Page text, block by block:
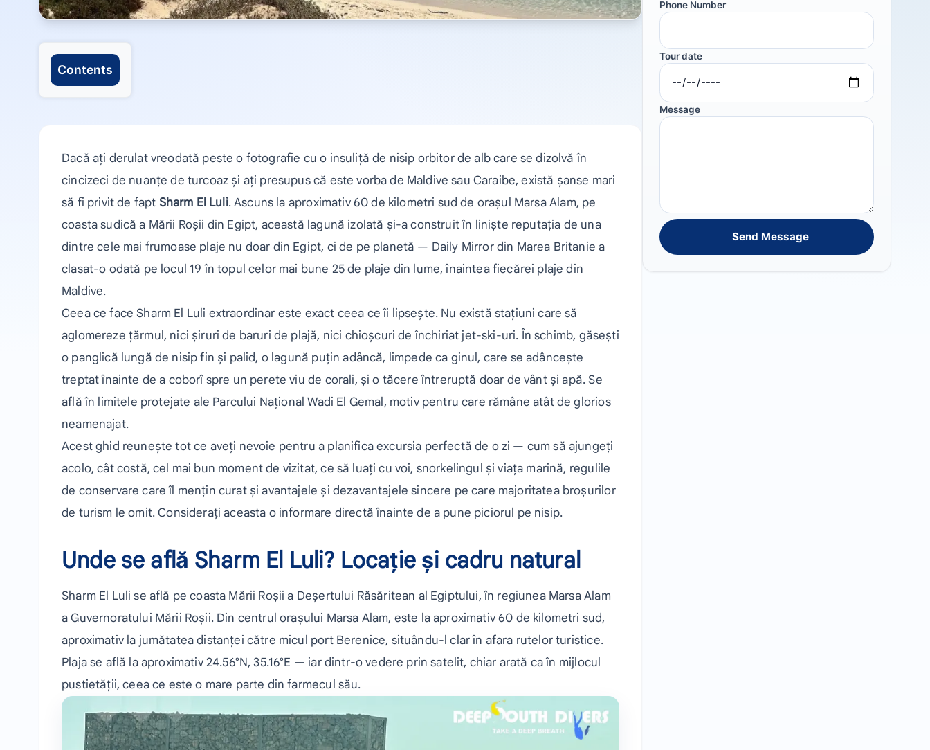
Contents
Dacă ați derulat vreodată peste o fotografie cu o insuliță de nisip orbitor de alb care se dizolvă în
cincizeci de nuanțe de turcoaz și ați presupus că este vorba de Maldive sau Caraibe, există șanse mari
să fi privit de fapt Sharm El Luli. Ascuns la aproximativ 60 de kilometri sud de orașul Marsa Alam, pe
coasta sudică a Mării Roșii din Egipt, această lagună izolată și-a construit în liniște reputația de una
dintre cele mai frumoase plaje nu doar din Egipt, ci de pe planetă — Daily Mirror din Marea Britanie a
clasat-o odată pe locul 19 în topul celor mai bune 25 de plaje din lume, înaintea fiecărei plaje din
Maldive.
Ceea ce face Sharm El Luli extraordinar este exact ceea ce îi lipsește. Nu există stațiuni care să
aglomereze țărmul, nici șiruri de baruri de plajă, nici chioșcuri de închiriat jet-ski-uri. În schimb, găsești
o panglică lungă de nisip fin și palid, o lagună puțin adâncă, limpede ca ginul, care se adâncește
treptat înainte de a coborî spre un perete viu de corali, și o tăcere întreruptă doar de vânt și apă. Se
află în limitele protejate ale Parcului Național Wadi El Gemal, motiv pentru care rămâne atât de glorios
neamenajat.
Acest ghid reunește tot ce aveți nevoie pentru a planifica excursia perfectă de o zi — cum să ajungeți
acolo, cât costă, cel mai bun moment de vizitat, ce să luați cu voi, snorkelingul și viața marină, regulile
de conservare care îl mențin curat și avantajele și dezavantajele sincere pe care majoritatea broșurilor
de turism le omit. Considerați aceasta o informare directă înainte de a pune piciorul pe nisip.
Unde se află Sharm El Luli? Locație și cadru natural
Sharm El Luli se află pe coasta Mării Roșii a Deșertului Răsăritean al Egiptului, în regiunea Marsa Alam
a Guvernoratului Mării Roșii. Din centrul orașului Marsa Alam, este la aproximativ 60 de kilometri sud,
aproximativ la jumătatea distanței către micul port Berenice, situându-l clar în afara rutelor turistice.
Plaja se află la aproximativ 24.56°N, 35.16°E — iar dintr-o vedere prin satelit, chiar arată ca în mijlocul
pustietății, ceea ce este o mare parte din farmecul său.
Phone Number
Tour date
Message
Send Message